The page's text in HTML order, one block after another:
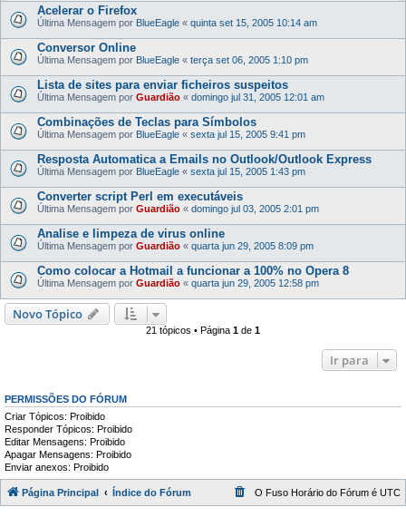
Acelerar o Firefox
Última Mensagem por BlueEagle « quinta set 15, 2005 10:14 am
Conversor Online
Última Mensagem por BlueEagle « terça set 06, 2005 1:10 pm
Lista de sites para enviar ficheiros suspeitos
Última Mensagem por Guardião « domingo jul 31, 2005 12:01 am
Combinações de Teclas para Símbolos
Última Mensagem por BlueEagle « sexta jul 15, 2005 9:41 pm
Resposta Automatica a Emails no Outlook/Outlook Express
Última Mensagem por BlueEagle « sexta jul 15, 2005 1:43 pm
Converter script Perl em executáveis
Última Mensagem por Guardião « domingo jul 03, 2005 2:01 pm
Analise e limpeza de virus online
Última Mensagem por Guardião « quarta jun 29, 2005 8:09 pm
Como colocar a Hotmail a funcionar a 100% no Opera 8
Última Mensagem por Guardião « quarta jun 29, 2005 12:58 pm
Novo Tópico
21 tópicos • Página 1 de 1
Ir para
PERMISSÕES DO FÓRUM
Criar Tópicos: Proibido
Responder Tópicos: Proibido
Editar Mensagens: Proibido
Apagar Mensagens: Proibido
Enviar anexos: Proibido
Página Principal Índice do Fórum O Fuso Horário do Fórum é UTC